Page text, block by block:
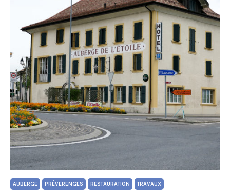
AUBERGE PRÉVERENGES RESTAURATION TRAVAUX